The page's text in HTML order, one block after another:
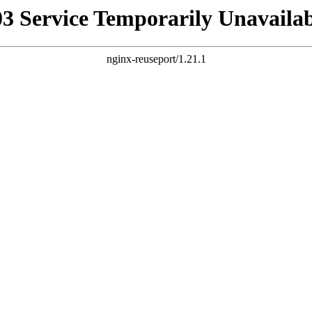
Service Temporarily
nginx-reuseport/1.21.1